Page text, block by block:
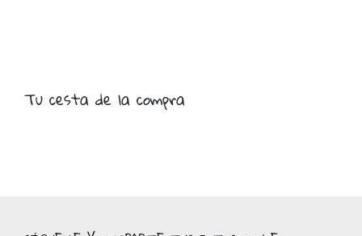
Tu cesta de la compra